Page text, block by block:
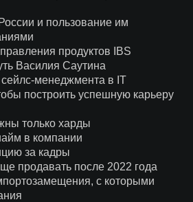
и пользование им
продуктов IBS
Василия Саутина
менеджмента в IT
построить успешную карьеру
только харды
в компании
за кадры
продавать после 2022 года
с которыми